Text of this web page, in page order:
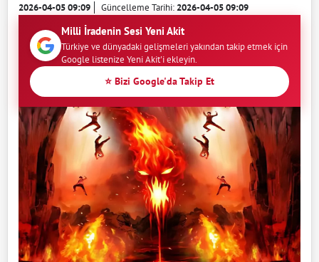
2026-04-05 09:09 Güncelleme Tarihi:2026-04-05 09:09
Milli İradenin Sesi Yeni Akit
Türkiye ve dünyadaki gelişmeleri yakından takip etmek için
Google listenize Yeni Akit'i ekleyin.
⭐ Bizi Google'da Takip Et